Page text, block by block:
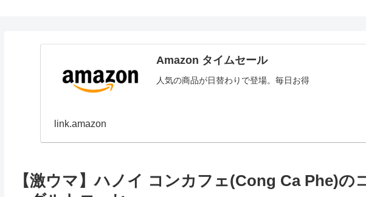
Amazon タイムセール
人気の商品が日替わりで登場。毎日お得
link.amazon
【激ウマ】ハノイ コンカフェ(Cong Ca Phe)の